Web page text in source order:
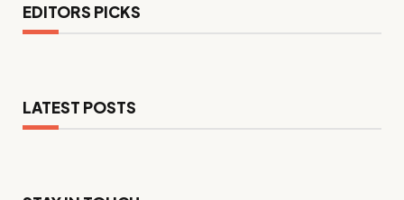
EDITORS PICKS
LATEST POSTS